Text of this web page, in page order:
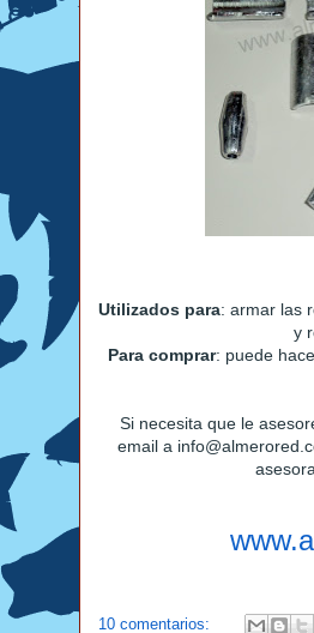
Utilizados para: armar las
y
Para comprar: puede
Si necesita que le
email a
10 comentarios: